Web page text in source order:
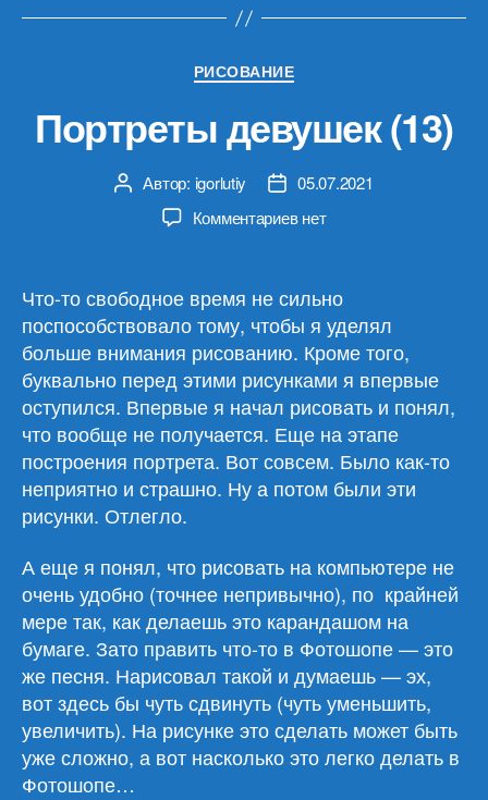
Рубрики
РИСОВАНИЕ
Портреты девушек (13)
Автор
записи
Автор: igorlutiy
Дата05.07.2021
Комментариевк
(13)
нет
Что-то свободное время не сильно
поспособствовало тому, чтобы я уделял
больше внимания рисованию. Кроме того,
буквально перед этими рисунками я впервые
оступился. Впервые я начал рисовать и понял,
что вообще не получается. Еще на этапе
построения портрета. Вот совсем. Было как-то
неприятно и страшно. Ну а потом были эти
рисунки. Отлегло.
А еще я понял, что рисовать на компьютере не
очень удобно (точнее непривычно), по крайней
мере так, как делаешь это карандашом на
бумаге. Зато править что-то в Фотошопе — это
же песня. Нарисовал такой и думаешь — эх,
вот здесь бы чуть сдвинуть (чуть уменьшить,
увеличить). На рисунке это сделать может быть
уже сложно, а вот насколько это легко делать в
Фотошопе…